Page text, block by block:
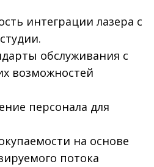
интеграции лазера с
обслуживания с
возможностей
персонала для
на основе
потока